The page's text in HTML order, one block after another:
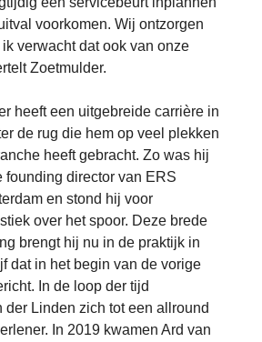
voorkomen. Wij ontzorgen
verwacht dat ook van onze
Zoetmulder.
heeft een uitgebreide carrière in
de rug die hem op veel plekken
heeft gebracht. Zo was hij
founding director van ERS
en stond hij voor
over het spoor. Deze brede
brengt hij nu in de praktijk in
dat in het begin van de vorige
In de loop der tijd
der Linden zich tot een allround
In 2019 kwamen Ard van